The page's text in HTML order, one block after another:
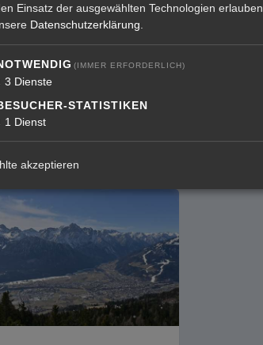
für uns sind es viele zufriedene
Einsatz der ausgewählten Technologien erlauben.
Datenschutzerklärung
(IMMER ERFORDERLICH)
3 Dienste
STATISTIKEN
1 Dienst
akzeptieren